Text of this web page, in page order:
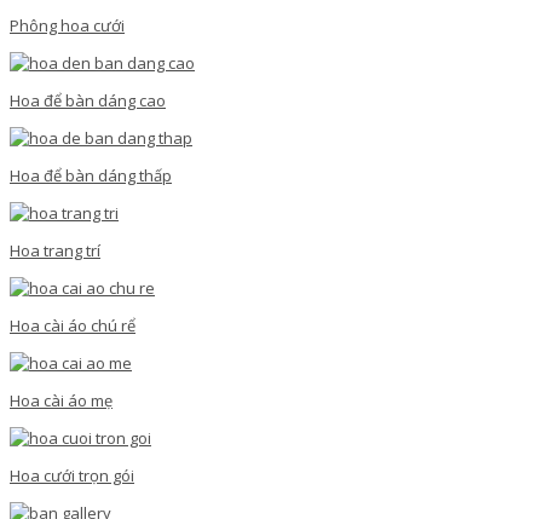
Phông hoa cưới
Hoa để bàn dáng cao
Hoa để bàn dáng thấp
Hoa trang trí
Hoa cài áo chú rể
Hoa cài áo mẹ
Hoa cưới trọn gói